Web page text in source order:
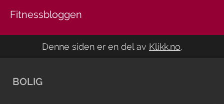
Fitnessbloggen
Denne siden er en del av Klikk.no.
BOLIG